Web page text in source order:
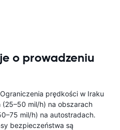
o prowadzeniu
Ograniczenia prędkości w Iraku
mil/h) na obszarach
mil/h) na autostradach.
bezpieczeństwa są